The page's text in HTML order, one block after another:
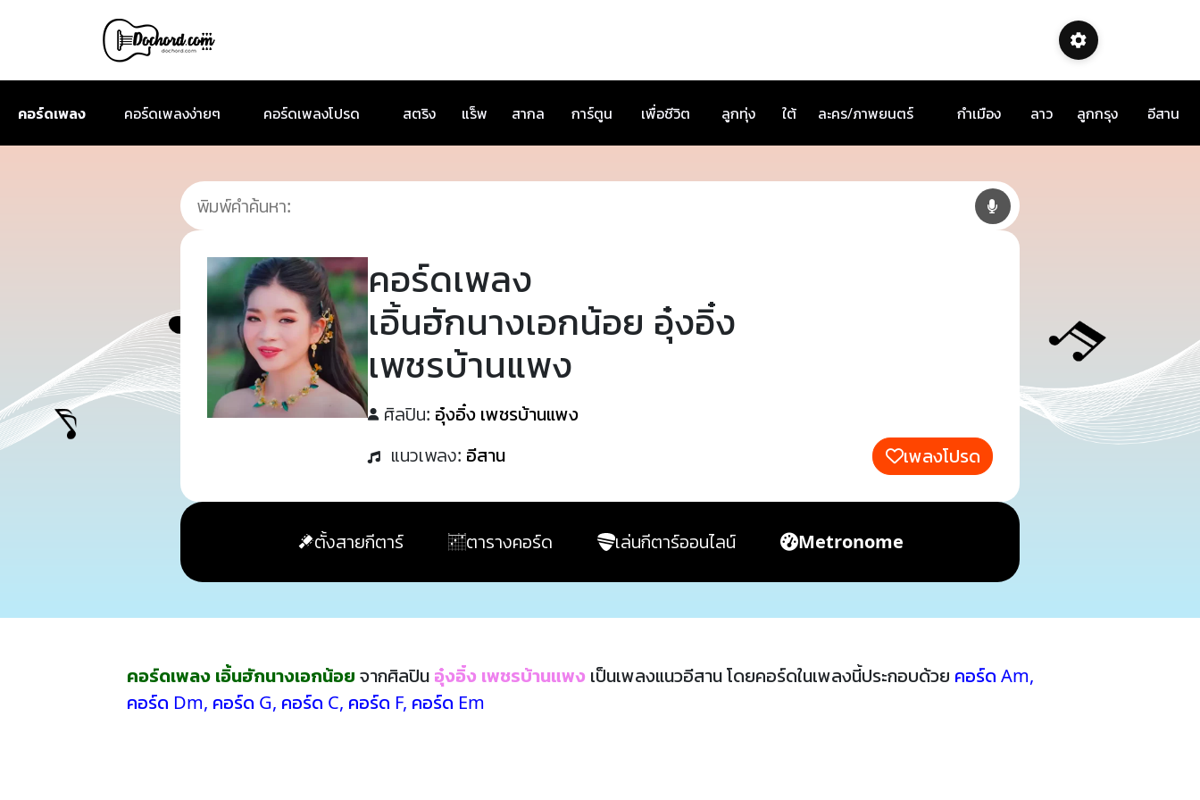
คอร์ดเพลง คอร์ดเพลงง่ายๆ คอร์ดเพลงโปรด สตริง แร็พ สากล การ์ตูน เพื่อชีวิต ลูกทุ่ง ใต้ ละคร/ภาพยนตร์ กำเมือง ลาว ลูกกรุง อีสาน
คอร์ดเพลง
เอิ้นฮักนางเอกน้อย อุ๋งอิ๋ง
เพชรบ้านแพง
ศิลปิน: อุ๋งอิ๋ง เพชรบ้านแพง
แนวเพลง: อีสาน เพลงโปรด
ตั้งสายกีตาร์ ตารางคอร์ด เล่นกีตาร์ออนไลน์ Metronome
คอร์ดเพลง เอิ้นฮักนางเอกน้อย จากศิลปิน อุ๋งอิ๋ง เพชรบ้านแพง เป็นเพลงแนวอีสาน โดยคอร์ดในเพลงนี้ประกอบด้วย คอร์ด Am,
คอร์ด Dm, คอร์ด G, คอร์ด C, คอร์ด F, คอร์ด Em